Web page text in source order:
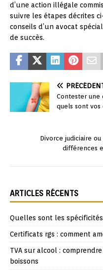
d’une action illégale
suivre les étapes décrites
conseils d’un avocat
de succès.
Contester
quels sont vos
Divorce judiciaire
différences
ARTICLES RÉCENTS
Quelles sont les
Certificats rgs : comment
TVA sur alcool :
boissons